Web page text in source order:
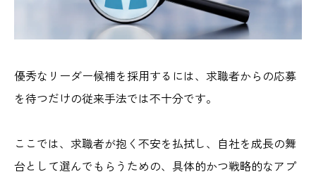
優秀なリーダー候補を採用するには、求職者からの応募
を待つだけの従来手法では不十分です。
ここでは、求職者が抱く不安を払拭し、自社を成長の舞
台として選んでもらうための、具体的かつ戦略的なアプ